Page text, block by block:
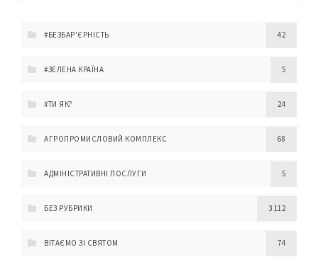
#БЕЗБАР'ЄРНІСТЬ 42
#ЗЕЛЕНА КРАЇНА 5
#ТИ ЯК? 24
АГРОПРОМИСЛОВИЙ КОМПЛЕКС 68
АДМІНІСТРАТИВНІ ПОСЛУГИ 5
БЕЗ РУБРИКИ 3 112
ВІТАЄМО ЗІ СВЯТОМ 74